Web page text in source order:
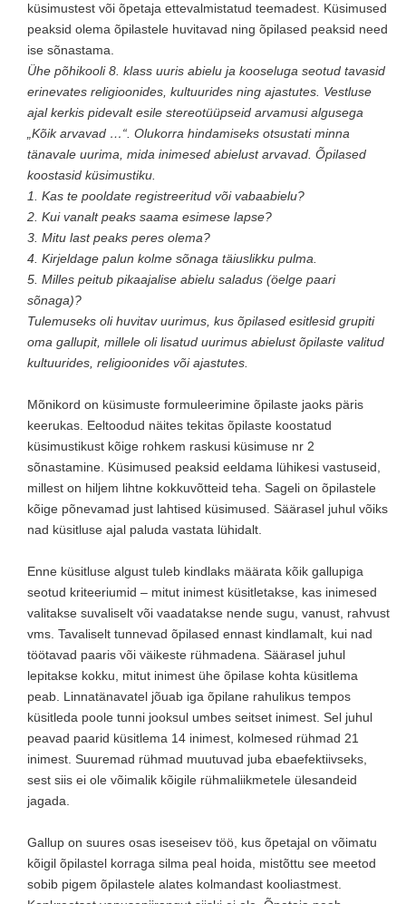
küsimustest või õpetaja ettevalmistatud teemadest. Küsimused
peaksid olema õpilastele huvitavad ning õpilased peaksid need
ise sõnastama.
Ühe põhikooli 8. klass uuris abielu ja kooseluga seotud tavasid
erinevates religioonides, kultuurides ning ajastutes. Vestluse
ajal kerkis pidevalt esile stereotüüpseid arvamusi algusega
„Kõik arvavad …“. Olukorra hindamiseks otsustati minna
tänavale uurima, mida inimesed abielust arvavad. Õpilased
koostasid küsimustiku.
1. Kas te pooldate registreeritud või vabaabielu?
2. Kui vanalt peaks saama esimese lapse?
3. Mitu last peaks peres olema?
4. Kirjeldage palun kolme sõnaga täiuslikku pulma.
5. Milles peitub pikaajalise abielu saladus (öelge paari
sõnaga)?
Tulemuseks oli huvitav uurimus, kus õpilased esitlesid grupiti
oma gallupit, millele oli lisatud uurimus abielust õpilaste valitud
kultuurides, religioonides või ajastutes.
Mõnikord on küsimuste formuleerimine õpilaste jaoks päris
keerukas. Eeltoodud näites tekitas õpilaste koostatud
küsimustikust kõige rohkem raskusi küsimuse nr 2
sõnastamine. Küsimused peaksid eeldama lühikesi vastuseid,
millest on hiljem lihtne kokkuvõtteid teha. Sageli on õpilastele
kõige põnevamad just lahtised küsimused. Säärasel juhul võiks
nad küsitluse ajal paluda vastata lühidalt.
Enne küsitluse algust tuleb kindlaks määrata kõik gallupiga
seotud kriteeriumid – mitut inimest küsitletakse, kas inimesed
valitakse suvaliselt või vaadatakse nende sugu, vanust, rahvust
vms. Tavaliselt tunnevad õpilased ennast kindlamalt, kui nad
töötavad paaris või väikeste rühmadena. Säärasel juhul
lepitakse kokku, mitut inimest ühe õpilase kohta küsitlema
peab. Linnatänavatel jõuab iga õpilane rahulikus tempos
küsitleda poole tunni jooksul umbes seitset inimest. Sel juhul
peavad paarid küsitlema 14 inimest, kolmesed rühmad 21
inimest. Suuremad rühmad muutuvad juba ebaefektiivseks,
sest siis ei ole võimalik kõigile rühmaliikmetele ülesandeid
jagada.
Gallup on suures osas iseseisev töö, kus õpetajal on võimatu
kõigil õpilastel korraga silma peal hoida, mistõttu see meetod
sobib pigem õpilastele alates kolmandast kooliastmest.